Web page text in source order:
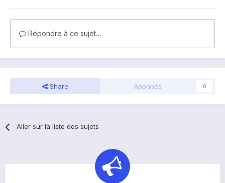
Répondre à ce sujet…
Share Abonnés 0
Aller sur la liste des sujets